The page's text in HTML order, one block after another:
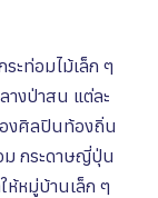
ระท่อมไม้เล็ก ๆ
างป่าสน แต่ละ
งศิลปินท้องถิ่น
ม กระดาษญี่ปุ่น
ห้หมู่บ้านเล็ก ๆ